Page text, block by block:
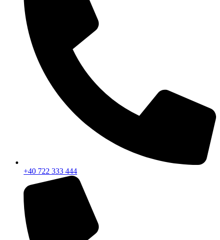
+40 722 333 444